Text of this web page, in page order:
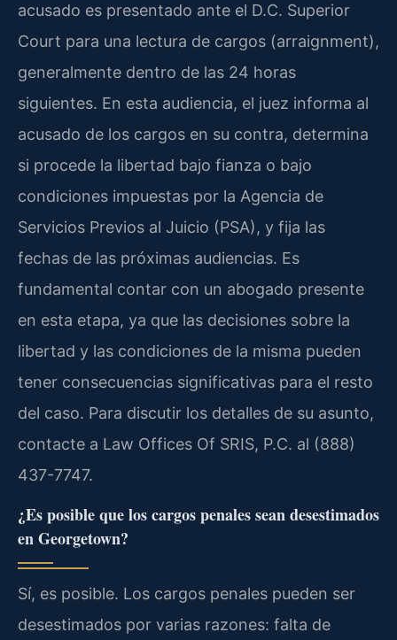
acusado es presentado ante el D.C. Superior
Court para una lectura de cargos (arraignment),
generalmente dentro de las 24 horas
siguientes. En esta audiencia, el juez informa al
acusado de los cargos en su contra, determina
si procede la libertad bajo fianza o bajo
condiciones impuestas por la Agencia de
Servicios Previos al Juicio (PSA), y fija las
fechas de las próximas audiencias. Es
fundamental contar con un abogado presente
en esta etapa, ya que las decisiones sobre la
libertad y las condiciones de la misma pueden
tener consecuencias significativas para el resto
del caso. Para discutir los detalles de su asunto,
contacte a Law Offices Of SRIS, P.C. al (888)
437-7747.
¿Es posible que los cargos penales sean desestimados
en Georgetown?
Sí, es posible. Los cargos penales pueden ser
desestimados por varias razones: falta de